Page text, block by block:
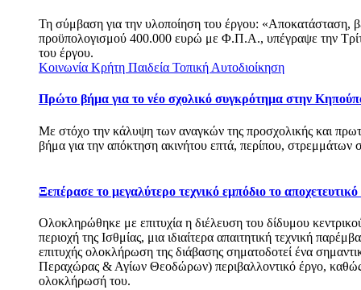
Τη σύμβαση για την υλοποίηση του έργου: «Αποκατάσταση,
προϋπολογισμού 400.000 ευρώ με Φ.Π.Α., υπέγραψε την
του έργου.
Κοινωνία Κρήτη Παιδεία Τοπική Αυτοδιοίκηση
Πρώτο βήμα για το νέο σχολικό συγκρότημα στην
Με στόχο την κάλυψη των αναγκών της προσχολικής και
βήμα για την απόκτηση ακινήτου επτά, περίπου,
Ξεπέρασε το μεγαλύτερο τεχνικό εμπόδιο το
Ολοκληρώθηκε με επιτυχία η διέλευση του δίδυμου
περιοχή της Ισθμίας, μια ιδιαίτερα απαιτητική τεχνική
επιτυχής ολοκλήρωση της διάβασης σηματοδοτεί ένα
Περαχώρας & Αγίων Θεοδώρων) περιβαλλοντικό έργο, καθώς
ολοκλήρωσή του.